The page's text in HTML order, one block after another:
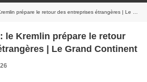
prépare le retour des entreprises étrangères | Le Grand Continent
le Kremlin prépare le retour
| Le Grand Continent